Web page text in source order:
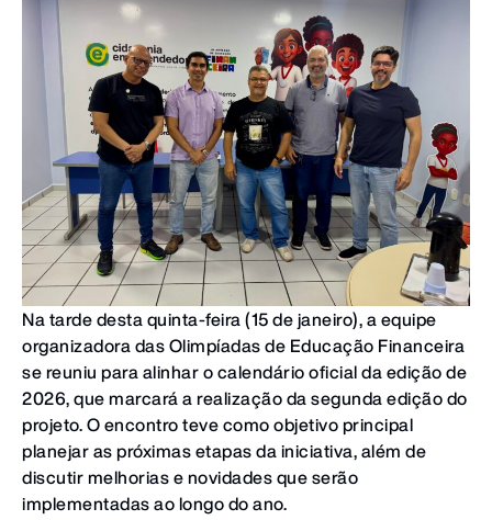
Na tarde desta quinta-feira (15 de janeiro), a equipe
organizadora das Olimpíadas de Educação Financeira
se reuniu para alinhar o calendário oficial da edição de
2026, que marcará a realização da segunda edição do
projeto. O encontro teve como objetivo principal
planejar as próximas etapas da iniciativa, além de
discutir melhorias e novidades que serão
implementadas ao longo do ano.